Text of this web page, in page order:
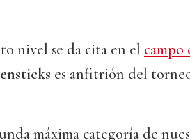
nivel se da cita en el campo
es anfitrión del
máxima categoría de